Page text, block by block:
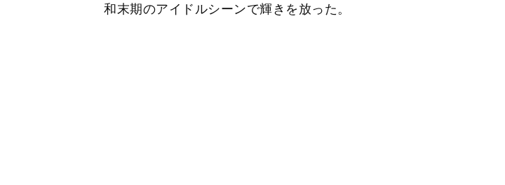
和末期のアイドルシーンで輝きを放った。